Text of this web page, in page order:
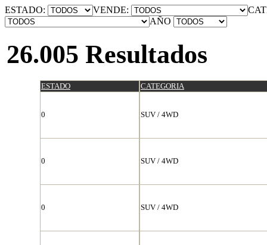
ESTADO: VENDE:
AÑO
26.005 Resultados
ESTADO CATEGORIA
0 SUV / 4WD
0 SUV / 4WD
0 SUV / 4WD